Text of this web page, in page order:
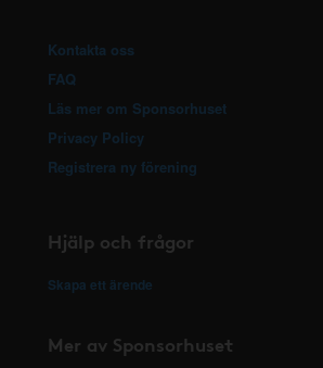
Kontakta oss
FAQ
Läs mer om Sponsorhuset
Privacy Policy
Registrera ny förening
Hjälp och frågor
Skapa ett ärende
Mer av Sponsorhuset